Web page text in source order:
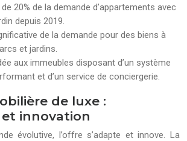
20% de la demande d’appartements avec
depuis 2019.
de la demande pour des biens à
et jardins.
aux immeubles disposant d’un système
et d’un service de conciergerie.
de luxe :
innovation
évolutive, l’offre s’adapte et innove. La